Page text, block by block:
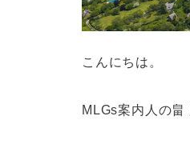
こんにちは。
MLGs案内人の畠